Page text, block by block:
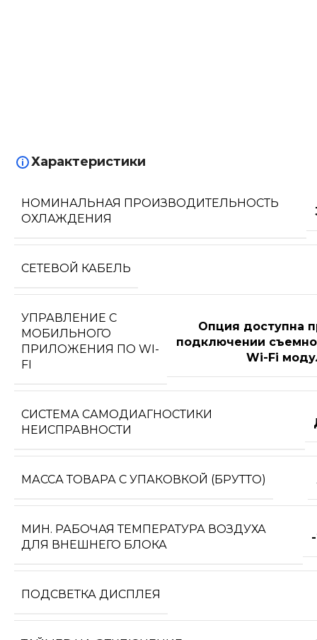
Характеристики
НОМИНАЛЬНАЯ ПРОИЗВОДИТЕЛЬНОСТЬ
ОХЛАЖДЕНИЯ
СЕТЕВОЙ КАБЕЛЬ
УПРАВЛЕНИЕ C
МОБИЛЬНОГО
ПРИЛОЖЕНИЯ ПО WI-
FI
Опция доступна
подключении
Wi-Fi
СИСТЕМА САМОДИАГНОСТИКИ
НЕИСПРАВНОСТИ
МАССА ТОВАРА С УПАКОВКОЙ (БРУТТО)
МИН. РАБОЧАЯ ТЕМПЕРАТУРА ВОЗДУХА
ДЛЯ ВНЕШНЕГО БЛОКА
ПОДСВЕТКА ДИСПЛЕЯ